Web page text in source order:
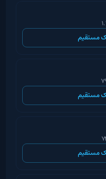
مستقیم
مستقیم
مستقیم